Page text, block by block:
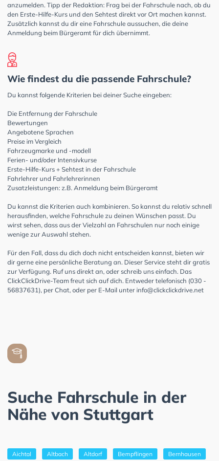
anzumelden. Tipp der Redaktion: Frag bei der Fahrschule nach, ob du
den Erste-Hilfe-Kurs und den Sehtest direkt vor Ort machen kannst.
Zusätzlich kannst du dir eine Fahrschule aussuchen, die deine
Anmeldung beim Bürgeramt für dich übernimmt.
Wie findest du die passende Fahrschule?
Du kannst folgende Kriterien bei deiner Suche eingeben:
Die Entfernung der Fahrschule
Bewertungen
Angebotene Sprachen
Preise im Vergleich
Fahrzeugmarke und -modell
Ferien- und/oder Intensivkurse
Erste-Hilfe-Kurs + Sehtest in der Fahrschule
Fahrlehrer und Fahrlehrerinnen
Zusatzleistungen: z.B. Anmeldung beim Bürgeramt
Du kannst die Kriterien auch kombinieren. So kannst du relativ schnell
herausfinden, welche Fahrschule zu deinen Wünschen passt. Du
wirst sehen, dass aus der Vielzahl an Fahrschulen nur noch einige
wenige zur Auswahl stehen.
Für den Fall, dass du dich doch nicht entscheiden kannst, bieten wir
dir gerne eine persönliche Beratung an. Dieser Service steht dir gratis
zur Verfügung. Ruf uns direkt an, oder schreib uns einfach. Das
ClickClickDrive-Team freut sich auf dich. Entweder telefonisch (030 -
56837631), per Chat, oder per E-Mail unter info@clickclickdrive.net
Suche Fahrschule in der
Nähe von Stuttgart
Aichtal Altbach Altdorf Bempflingen Bernhausen